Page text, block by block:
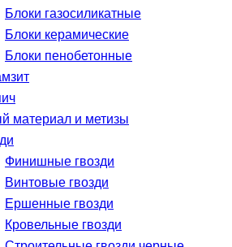
Блоки газосиликатные
Блоки керамические
Блоки пенобетонные
материал и метизы
Финишные гвозди
Винтовые гвозди
Ершенные гвозди
Кровельные гвозди